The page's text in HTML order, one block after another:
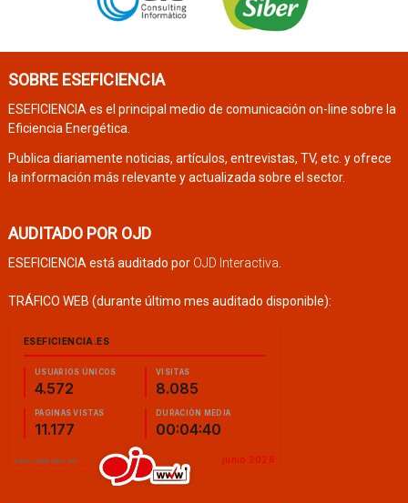
SOBRE ESEFICIENCIA
ESEFICIENCIA es el principal medio de comunicación on-line sobre la
Eficiencia Energética.
Publica diariamente noticias, artículos, entrevistas, TV, etc. y ofrece
la información más relevante y actualizada sobre el sector.
AUDITADO POR OJD
ESEFICIENCIA está auditado por OJD Interactiva
TRÁFICO WEB (durante último mes auditado disponible):